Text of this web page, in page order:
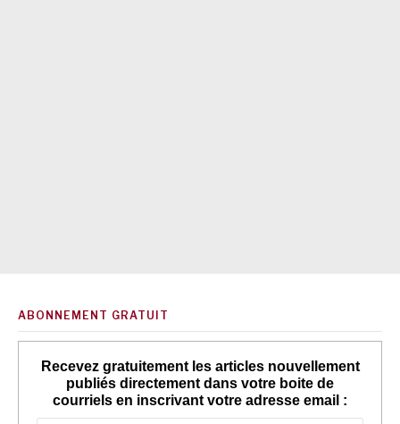
ABONNEMENT GRATUIT
Recevez gratuitement les articles nouvellement
publiés directement dans votre boite de
courriels en inscrivant votre adresse email :